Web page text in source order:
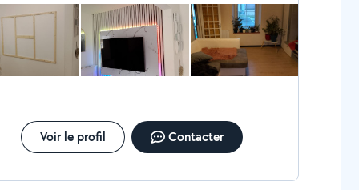
qui sont respectueuses et honnête
Voir le profil Contacter